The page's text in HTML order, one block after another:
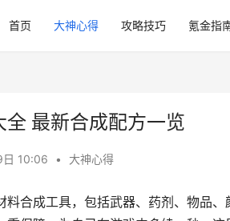
首页 大神心得 攻略技巧 氪金指
最新合成配方一览
10:06 • 大神心得
料合成工具，包括武器、药剂、物品